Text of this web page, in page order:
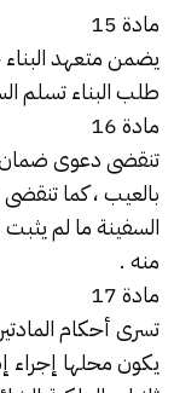
مادة 15
يضمن متعهد
طلب البناء تسلم
مادة 16
تنقضى دعوى ضمان
بالعيب ، كما
السفينة ما لم
منه .
مادة 17
يكون محلها إجراء